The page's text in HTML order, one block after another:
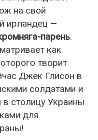
на свой
ирландец —
парень.
как
творит
Джек Глисон в
солдатами и
в столицу Украины
для